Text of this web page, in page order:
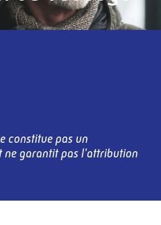
constitue pas un
ne garantit pas l'attribution